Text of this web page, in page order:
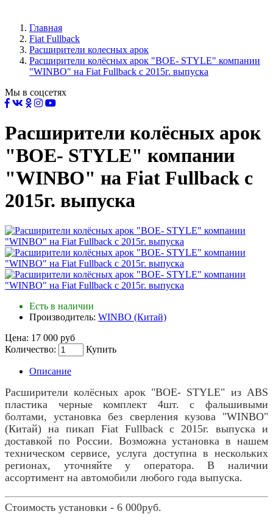
Главная
Fiat Fullback
Расширители колесных арок
Расширители колёсных арок "BOE- STYLE" компании
"WINBO" на Fiat Fullback с 2015г. выпуска
Мы в соцсетях
Расширители колёсных арок
"BOE- STYLE" компании
"WINBO" на Fiat Fullback с
2015г. выпуска
Есть в наличии
Производитель: WINBO (Китай)
Цена: 17 000 руб
Количество:
Купить
Описание
Расширители колёсных арок "BOE- STYLE" из ABS
пластика черные комплект 4шт. с фальшивыми
болтами, установка без сверления кузова "WINBO"
(Китай) на пикап Fiat Fullback с 2015г. выпуска и
доставкой по России. Возможна установка в нашем
техническом сервисе, услуга доступна в нескольких
регионах, уточняйте у оператора. В наличии
ассортимент на автомобили любого года выпуска.
Стoимoсть устанoвки - 6 000руб.